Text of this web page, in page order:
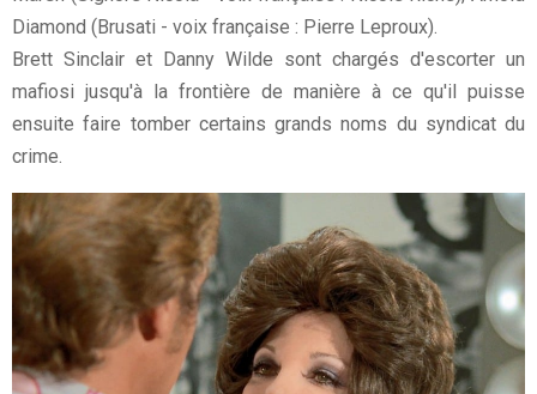
Diamond (Brusati - voix française : Pierre Leproux).
Brett Sinclair et Danny Wilde sont chargés d'escorter un
mafiosi jusqu'à la frontière de manière à ce qu'il puisse
ensuite faire tomber certains grands noms du syndicat du
crime.